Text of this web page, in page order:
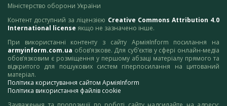
Міністерство оборони України
Контент доступний за ліцензією Creative Commons Attribution 4.0
International license якщо не зазначено інше.
При використанні контенту з сайту АрміяInform посилання на
armyinform.com.ua обов’язкове. Для суб’єктів у сфері онлайн-медіа
обов’язковим є розміщення у першому абзаці матеріалу прямого та
відкритого для пошукових систем гіперпосилання на цитований
матеріал.
Політика користування сайтом АрміяInform
Політика використання файлів cookie